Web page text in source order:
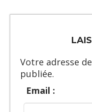
Votre adresse
publiée.
Email :